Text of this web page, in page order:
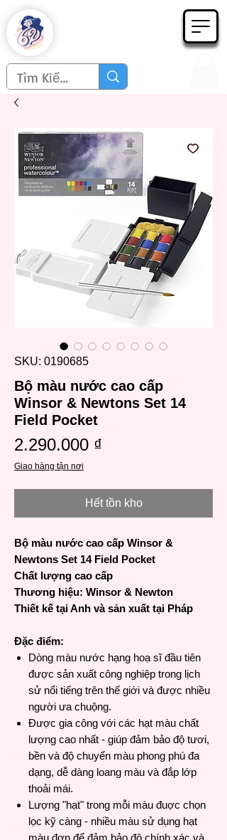
SKU: 0190685
Bộ màu nước cao cấp
Winsor & Newtons Set 14
Field Pocket
2.290.000 ₫
Giao hàng tận nơi
Hết tồn kho
Bộ màu nước cao cấp Winsor &
Newtons Set 14 Field Pocket
Chất lượng cao cấp
Thương hiệu: Winsor & Newton
Thiết kế tại Anh và sản xuất tại Pháp
Đặc điểm:
Dòng màu nước hạng hoạ sĩ đầu tiên
được sản xuất công nghiệp trong lịch
sử nổi tiếng trên thế giới và được nhiều
người ưa chuộng.
Được gia công với các hạt màu chất
lượng cao nhất - giúp đảm bảo độ tươi,
bền và độ chuyển màu phong phú đa
dạng, dễ dàng loang màu và đắp lớp
thoải mái.
Lượng "hạt" trong mỗi màu đuợc chọn
lọc kỹ càng - nhiều màu sử dụng hạt